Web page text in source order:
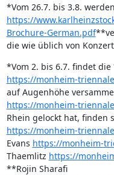
https://
Brochure-German.pdf
die wie üblich von
https://monheim-
https://monheim-
https://monheim-
Evans https://monheim-
Thaemlitz https://